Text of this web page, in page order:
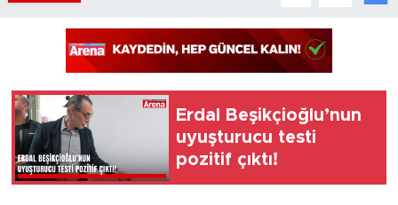
Erdal Beşikçioğlu’nun
uyuşturucu testi
pozitif çıktı!